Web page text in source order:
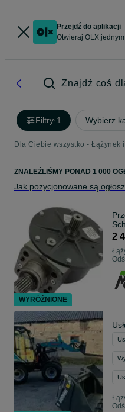
Przejdź do aplikacji
Otwieraj OLX
Znajdź coś
Filtry·1 Wybierz
Dla Ciebie wszystko - Łążynek
ZNALEŹLIŚMY PONAD 1 000
Jak pozycjonowane są
2
WYRÓŻNIONE